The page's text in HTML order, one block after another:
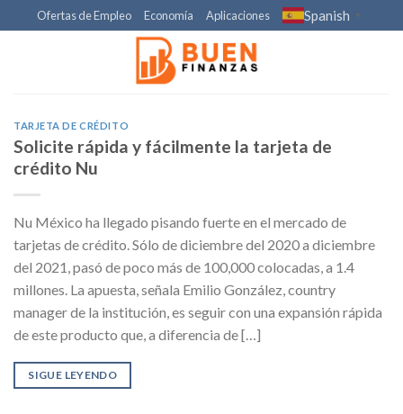
to
Ofertas de Empleo Economía Aplicaciones Spanish ▼
TARJETA DE CRÉDITO
Solicite rápida y fácilmente la tarjeta de
crédito Nu
Nu México ha llegado pisando fuerte en el mercado de
tarjetas de crédito. Sólo de diciembre del 2020 a diciembre
del 2021, pasó de poco más de 100,000 colocadas, a 1.4
millones. La apuesta, señala Emilio González, country
manager de la institución, es seguir con una expansión rápida
de este producto que, a diferencia de […]
SIGUE LEYENDO